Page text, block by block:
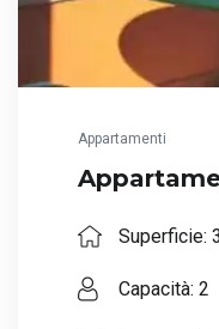
Appartamenti
Superficie:
Capacità: 2